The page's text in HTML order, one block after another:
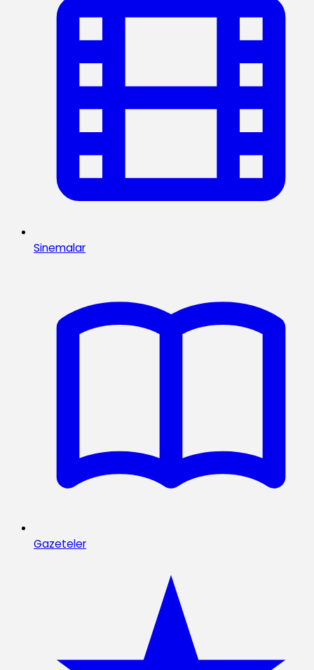
Sinemalar
Gazeteler